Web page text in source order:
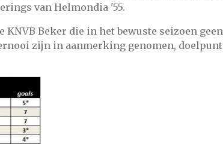
van Helmondia '55.
Beker die in het bewuste seizoen
zijn in aanmerking genomen,